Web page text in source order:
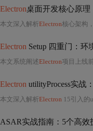
Electron桌面开发核心原理
本文深入解析Electron核心架构
Electron Setup 四重门：
本文系统阐述Electron项目上线
Electron utilityProcess实战
本文深入解析Electron 15引入的
ASAR实战指南：5个高效